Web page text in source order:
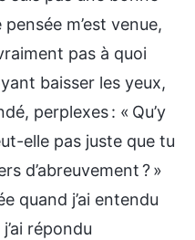
m’est venue,
pas à quoi
baisser les yeux,
perplexes : « Qu’y
elle pas juste que tu
d’abreuvement ? »
quand j’ai entendu
répondu